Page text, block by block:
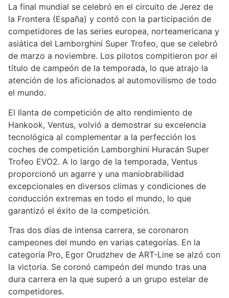
La final mundial se celebró en el circuito de Jerez de
la Frontera (España) y contó con la participación de
competidores de las series europea, norteamericana y
asiática del Lamborghini Super Trofeo, que se celebró
de marzo a noviembre. Los pilotos compitieron por el
título de campeón de la temporada, lo que atrajo la
atención de los aficionados al automovilismo de todo
el mundo.
El llanta de competición de alto rendimiento de
Hankook, Ventus, volvió a demostrar su excelencia
tecnológica al complementar a la perfección los
coches de competición Lamborghini Huracán Super
Trofeo EVO2. A lo largo de la temporada, Ventus
proporcionó un agarre y una maniobrabilidad
excepcionales en diversos climas y condiciones de
conducción extremas en todo el mundo, lo que
garantizó el éxito de la competición.
Tras dos días de intensa carrera, se coronaron
campeones del mundo en varias categorías. En la
categoría Pro, Egor Orudzhev de ART-Line se alzó con
la victoria. Se coronó campeón del mundo tras una
dura carrera en la que superó a un grupo estelar de
competidores.